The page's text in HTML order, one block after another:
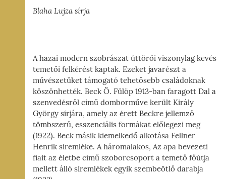
Blaha Lujza sírja
A hazai modern szobrászat úttörői viszonylag kevés
temetői felkérést kaptak. Ezeket javarészt a
művészetüket támogató tehetősebb családoknak
köszönhették. Beck Ö. Fülöp 1913-ban faragott Dal a
szenvedésről című domborműve került Király
György sírjára, amely az érett Beckre jellemző
tömbszerű, esszenciális formákat előlegezi meg
(1922). Beck másik kiemelkedő alkotása Fellner
Henrik síremléke. A háromalakos, Az apa bevezeti
fiait az életbe című szoborcsoport a temető főútja
mellett álló síremlékek egyik szembeötlő darabja